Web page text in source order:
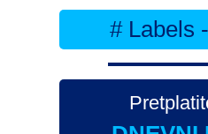
# Labels